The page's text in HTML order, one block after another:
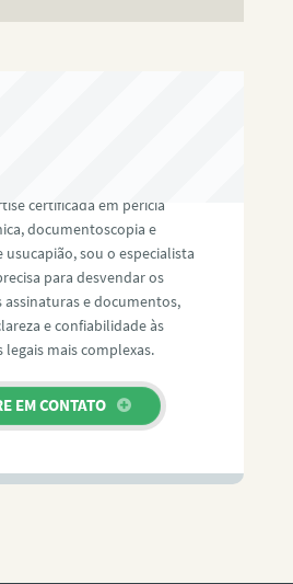
certificada em perícia
documentoscopia e
usucapião, sou o especialista
para desvendar os
assinaturas e documentos,
e confiabilidade às
legais mais complexas.
EM CONTATO